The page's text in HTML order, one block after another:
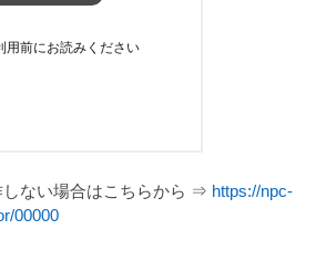
しない場合はこちらから ⇒ https://npc-
00000